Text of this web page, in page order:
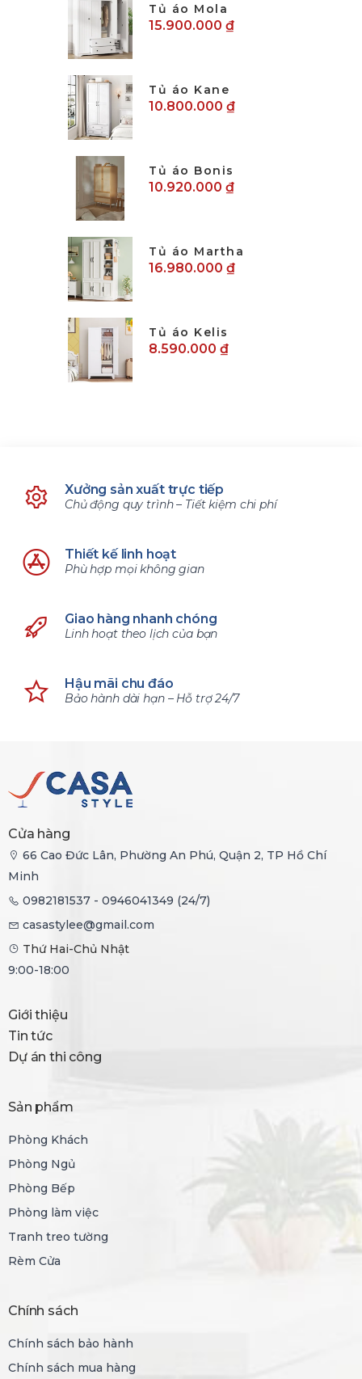
Tủ áo Mola
15.900.000 ₫
Tủ áo Kane
10.800.000 ₫
Tủ áo Bonis
10.920.000 ₫
Tủ áo Martha
16.980.000 ₫
Tủ áo Kelis
8.590.000 ₫
Xưởng sản xuất trực tiếp
Chủ động quy trình – Tiết kiệm chi phí
Thiết kế linh hoạt
Phù hợp mọi không gian
Giao hàng nhanh chóng
Linh hoạt theo lịch của bạn
Hậu mãi chu đáo
Bảo hành dài hạn – Hỗ trợ 24/7
Cửa hàng
66 Cao Đức Lân, Phường An Phú, Quận 2, TP Hồ Chí
Minh
0982181537 - 0946041349 (24/7)
casastylee@gmail.com
Thứ Hai-Chủ Nhật
9:00-18:00
Giới thiệu
Tin tức
Dự án thi công
Sản phẩm
Phòng Khách
Phòng Ngủ
Phòng Bếp
Phòng làm việc
Tranh treo tường
Rèm Cửa
Chính sách
Chính sách bảo hành
Chính sách mua hàng